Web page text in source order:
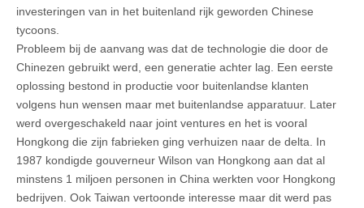
investeringen van in het buitenland rijk geworden Chinese
tycoons.
Probleem bij de aanvang was dat de technologie die door de
Chinezen gebruikt werd, een generatie achter lag. Een eerste
oplossing bestond in productie voor buitenlandse klanten
volgens hun wensen maar met buitenlandse apparatuur. Later
werd overgeschakeld naar joint ventures en het is vooral
Hongkong die zijn fabrieken ging verhuizen naar de delta. In
1987 kondigde gouverneur Wilson van Hongkong aan dat al
minstens 1 miljoen personen in China werkten voor Hongkong
bedrijven. Ook Taiwan vertoonde interesse maar dit werd pas